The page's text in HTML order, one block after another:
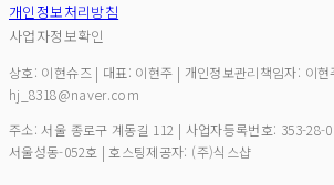
개인정보처리방침
사업자정보확인
상호: 이현슈즈 | 대표: 이현주 | 개인정보관리책임자: 이현
hj_8318@naver.com
주소: 서울 종로구 계동길 112 | 사업자등록번호: 353-28-
서울성동-052호 | 호스팅제공자: (주)식스샵